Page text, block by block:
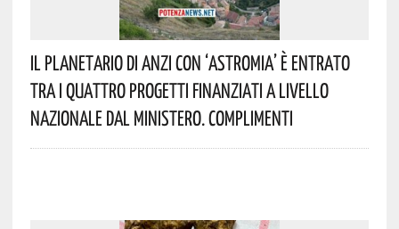
Il Planetario Di Anzi Con ‘Astromia’ È Entrato
Tra I Quattro Progetti Finanziati A Livello
Nazionale Dal Ministero. Complimenti